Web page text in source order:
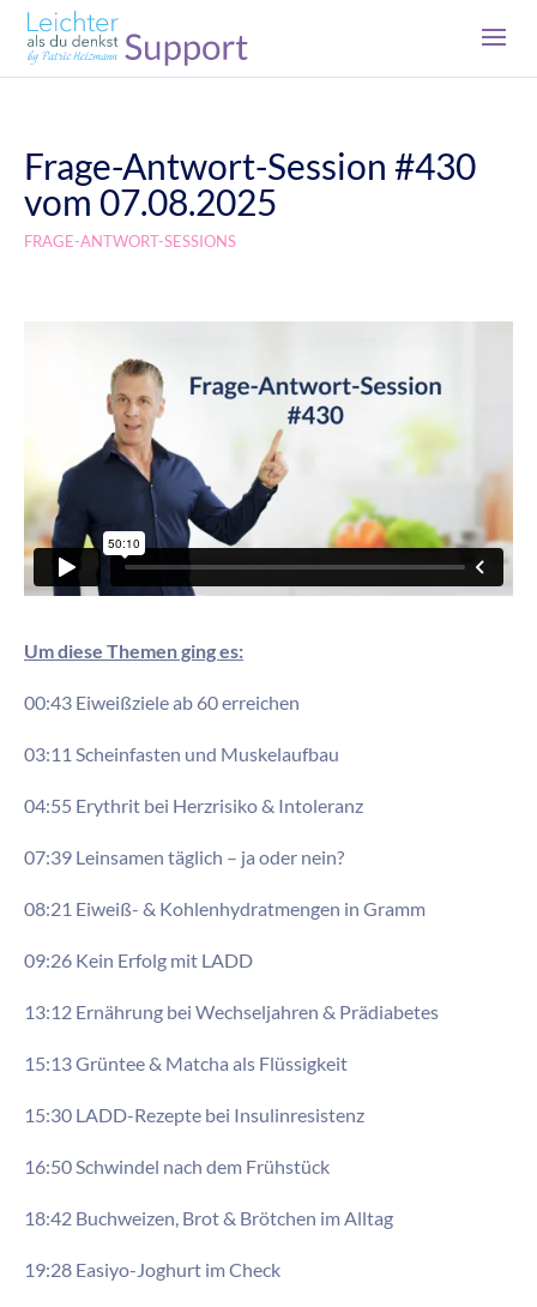
Frage-Antwort-Session #430
vom 07.08.2025
FRAGE-ANTWORT-SESSIONS
Um diese Themen ging es:
00:43 Eiweißziele ab 60 erreichen
03:11 Scheinfasten und Muskelaufbau
04:55 Erythrit bei Herzrisiko & Intoleranz
07:39 Leinsamen täglich – ja oder nein?
08:21 Eiweiß- & Kohlenhydratmengen in Gramm
09:26 Kein Erfolg mit LADD
13:12 Ernährung bei Wechseljahren & Prädiabetes
15:13 Grüntee & Matcha als Flüssigkeit
15:30 LADD-Rezepte bei Insulinresistenz
16:50 Schwindel nach dem Frühstück
18:42 Buchweizen, Brot & Brötchen im Alltag
19:28 Easiyo-Joghurt im Check